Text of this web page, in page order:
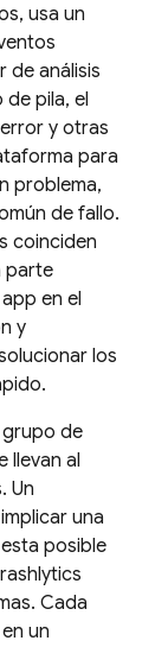
usa un
de análisis
pila, el
y otras
para
problema,
de fallo.
coinciden
parte
en el
y
los
de
llevan al
Un
una
posible
Cada
un